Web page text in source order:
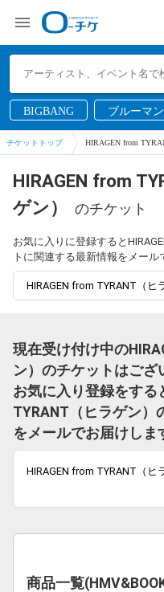
BIGBANG ブルーマン
チケットトップ HIRAGEN from
HIRAGEN from
ゲン）
のチケット
お気に入りに登録すると
トに関連する最新情報をメール
HIRAGEN from TYRANT（
現在受け付け中の
ン）のチケットはござ
お気に入り登録をする
TYRANT（ヒラゲン）
をメールでお届けしま
HIRAGEN from TYRANT（ヒ
商品一覧